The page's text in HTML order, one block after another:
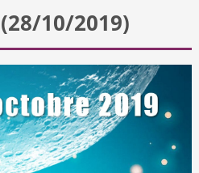
10/2019)